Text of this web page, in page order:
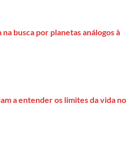
busca por planetas análogos à
a entender os limites da vida no